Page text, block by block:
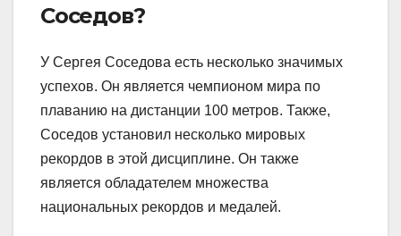
Соседов?
У Сергея Соседова есть несколько значимых
успехов. Он является чемпионом мира по
плаванию на дистанции 100 метров. Также,
Соседов установил несколько мировых
рекордов в этой дисциплине. Он также
является обладателем множества
национальных рекордов и медалей.